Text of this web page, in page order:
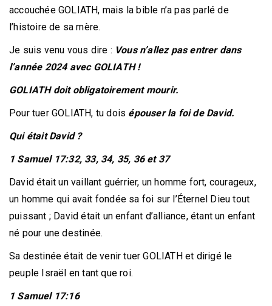
accouchée GOLIATH, mais la bible n’a pas parlé de
l’histoire de sa mère.
Je suis venu vous dire : Vous n’allez pas entrer dans
l’année 2024 avec GOLIATH !
GOLIATH doit obligatoirement mourir.
Pour tuer GOLIATH, tu dois épouser la foi de David.
Qui était David ?
1 Samuel 17:32, 33, 34, 35, 36 et 37
David était un vaillant guérrier, un homme fort, courageux,
un homme qui avait fondée sa foi sur l’Éternel Dieu tout
puissant ; David était un enfant d’alliance, étant un enfant
né pour une destinée.
Sa destinée était de venir tuer GOLIATH et dirigé le
peuple Israël en tant que roi.
1 Samuel 17:16